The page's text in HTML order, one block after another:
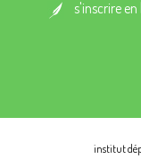
s'inscrire en
institut